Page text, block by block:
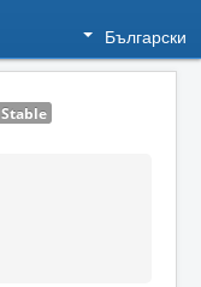
Български
Stable